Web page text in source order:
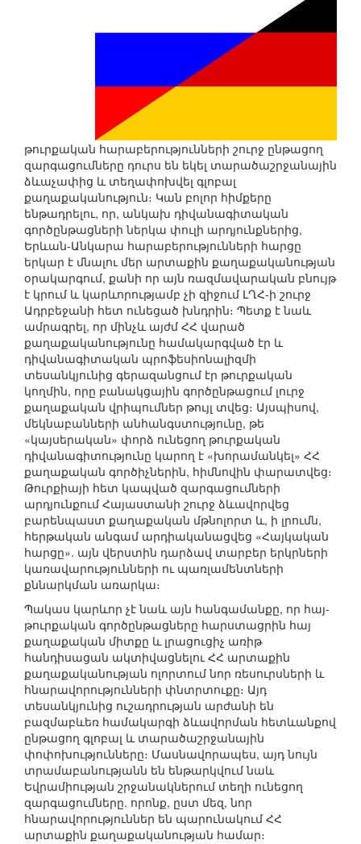
թուրքական հարաբերությունների շուրջ ընթացող
զարգացումները դուրս են եկել տարածաշրջանային
ձևաչափից և տեղափոխվել գլոբալ
քաղաքականություն։ Կան բոլոր հիմքերը
ենթադրելու, որ, անկախ դիվանագիտական
գործընթացների ներկա փուլի արդյունքներից,
Երևան-Անկարա հարաբերությունների հարցը
երկար է մնալու մեր արտաքին քաղաքականության
օրակարգում, քանի որ այն ռազմավարական բնույթ
է կրում և կարևորությամբ չի զիջում ԼՂՀ-ի շուրջ
Ադրբեջանի հետ ունեցած խնդրին։ Պետք է նաև
ամրագրել, որ մինչև այժմ ՀՀ վարած
քաղաքականությունը համակարգված էր և
դիվանագիտական պրոֆեսիոնալիզմի
տեսանկյունից գերազանցում էր թուրքական
կողմին, որը բանակցային գործընթացում լուրջ
քաղաքական վրիպումներ թույլ տվեց։ Այսպիսով,
մեկնաբանների անհանգստությունը, թե
«կայսերական» փորձ ունեցող թուրքական
դիվանագիտությունը կարող է «խորամանկել» ՀՀ
քաղաքական գործիչներին, հիմնովին փարատվեց։
Թուրքիայի հետ կապված զարգացումների
արդյունքում Հայաստանի շուրջ ձևավորվեց
բարենպաստ քաղաքական մթնոլորտ և, ի լրումն,
հերթական անգամ արդիականացվեց «Հայկական
հարցը». այն վերստին դարձավ տարբեր երկրների
կառավարությունների ու պառլամենտների
քննարկման առարկա։
Պակաս կարևոր չէ նաև այն հանգամանքը, որ հայ-
թուրքական գործընթացները հարստացրին հայ
քաղաքական միտքը և լրացուցիչ առիթ
հանդիսացան ակտիվացնելու ՀՀ արտաքին
քաղաքականության ոլորտում նոր ռեսուրսների և
հնարավորությունների փնտրտուքը։ Այդ
տեսանկյունից ուշադրության արժանի են
բազմաբևեռ համակարգի ձևավորման հետևանքով
ընթացող գլոբալ և տարածաշրջանային
փոփոխությունները։ Մասնավորապես, այդ նույն
տրամաբանությանն են ենթարկվում նաև
Եվրամիության շրջանակներում տեղի ունեցող
զարգացումները. որոնք, ըստ մեզ, նոր
հնարավորություններ են պարունակում ՀՀ
արտաքին քաղաքականության համար։